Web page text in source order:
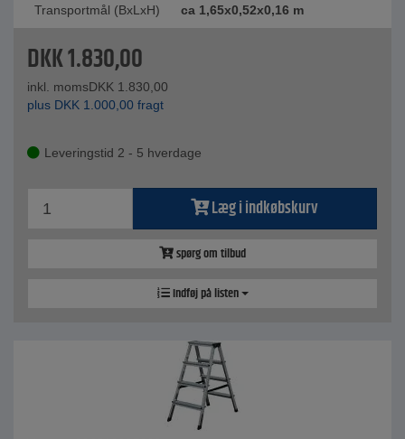
Transportmål (BxLxH) ca 1,65x0,52x0,16 m
DKK1.830,00
inkl. momsDKK 1.830,00
plus DKK 1.000,00 fragt
Leveringstid 2 - 5 hverdage
Læg i indkøbskurv
spørg om tilbud
Indføj på listen